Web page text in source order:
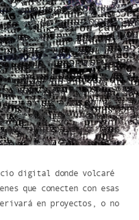
digital donde volcaré
que conecten con esas
en proyectos, o no